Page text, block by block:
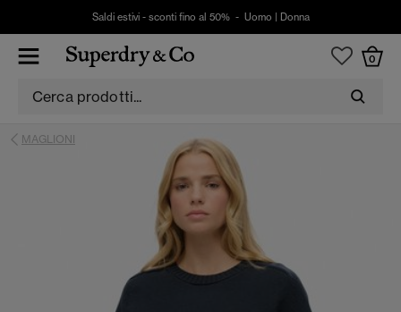
Saldi estivi - sconti fino al 50% - Uomo Donna
0
MAGLIONI